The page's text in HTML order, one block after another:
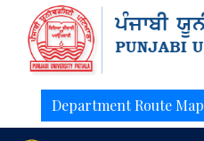
Department Route Map